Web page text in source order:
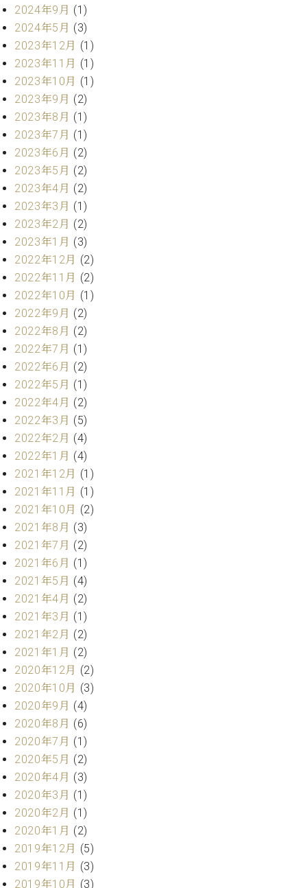
C.
ベ
シ
ュ
タ
イ
ン
コ
ン
サ
ー
ト
ア
ッ
ラ
イ
ト
ピ
ア
ノ
C.
ベ
ヒ
シ
ュ
イ
ン
レ
ジ
デ
ン
ス
ア
ッ
プ
ラ
イ
ピ
ア
ノ
C.
ベ
ヒ
シ
ュ
タ
イ
ン
ア
カ
デ
ミ
ジ
入
実
績
音
楽
愛
用
者
の
声
ト
コ
ク
ー
ル
音
楽
教
室
ト
ラ
ム
東
京
店
長
ご
挨
展
示
情
報
ホー
ル・
スタ
ジオ
レン
タル
ホー
ル・
ジオ
空き
状況
動
画
録
サ
ー
ビ
ス
音
教
室
ピ
ア
ノ
コ
ン
シ
ェ
ル
ジ
ア
ク
セ
ス
セン
トラ
ム東
京の
ご案
2024年9月 (1)
2024年5月 (3)
2023年12月 (1)
2023年11月 (1)
2023年10月 (1)
2023年9月 (2)
2023年8月 (1)
2023年7月 (1)
2023年6月 (2)
2023年5月 (2)
2023年4月 (2)
2023年3月 (1)
2023年2月 (2)
2023年1月 (3)
2022年12月 (2)
2022年11月 (2)
2022年10月 (1)
2022年9月 (2)
2022年8月 (2)
2022年7月 (1)
2022年6月 (2)
2022年5月 (1)
2022年4月 (2)
2022年3月 (5)
2022年2月 (4)
2022年1月 (4)
2021年12月 (1)
2021年11月 (1)
2021年10月 (2)
2021年8月 (3)
2021年7月 (2)
2021年6月 (1)
2021年5月 (4)
2021年4月 (2)
2021年3月 (1)
2021年2月 (2)
2021年1月 (2)
2020年12月 (2)
2020年10月 (3)
2020年9月 (4)
2020年8月 (6)
2020年7月 (1)
2020年5月 (2)
2020年4月 (3)
2020年3月 (1)
2020年2月 (1)
2020年1月 (2)
2019年12月 (5)
2019年11月 (3)
2019年10月 (3)